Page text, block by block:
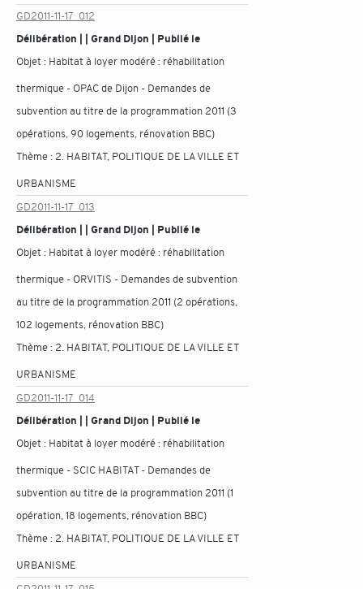
GD2011-11-17_012
Délibération | | Grand Dijon | Publié le
Objet : Habitat à loyer modéré : réhabilitation
thermique - OPAC de Dijon - Demandes de
subvention au titre de la programmation 2011 (3
opérations, 90 logements, rénovation BBC)
Thème : 2. HABITAT, POLITIQUE DE LA VILLE ET
URBANISME
GD2011-11-17_013
Délibération | | Grand Dijon | Publié le
Objet : Habitat à loyer modéré : réhabilitation
thermique - ORVITIS - Demandes de subvention
au titre de la programmation 2011 (2 opérations,
102 logements, rénovation BBC)
Thème : 2. HABITAT, POLITIQUE DE LA VILLE ET
URBANISME
GD2011-11-17_014
Délibération | | Grand Dijon | Publié le
Objet : Habitat à loyer modéré : réhabilitation
thermique - SCIC HABITAT - Demandes de
subvention au titre de la programmation 2011 (1
opération, 18 logements, rénovation BBC)
Thème : 2. HABITAT, POLITIQUE DE LA VILLE ET
URBANISME